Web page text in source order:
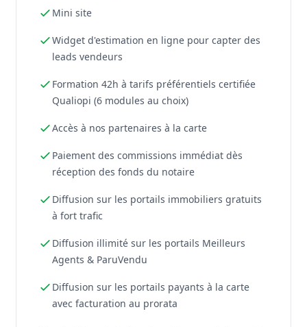
Mini site
Widget d'estimation en ligne pour capter des
leads vendeurs
Formation 42h à tarifs préférentiels certifiée
Qualiopi (6 modules au choix)
Accès à nos partenaires à la carte
Paiement des commissions immédiat dès
réception des fonds du notaire
Diffusion sur les portails immobiliers gratuits
à fort trafic
Diffusion illimité sur les portails Meilleurs
Agents & ParuVendu
Diffusion sur les portails payants à la carte
avec facturation au prorata